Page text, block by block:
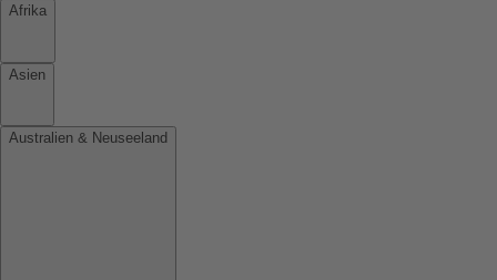
Afrika
Asien
Australien & Neuseeland